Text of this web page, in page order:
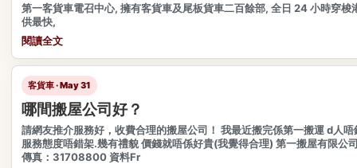
第一客貨車電召中心, 擁有客貨車及尾板貨車二百餘部, 全日 24 小時穿梭
供最快,
閱讀全文
客貨車 · May 31
哪間搬屋公司好？
請網友推介服務好，收費合理的搬屋公司！ 我最近搬完係第一搬運 d人
服務態度唔錯架.幾有禮貌 價錢就唔係好貴(我覺得合理) 第一搬屋有限公
傳真：31708800 資料Fr